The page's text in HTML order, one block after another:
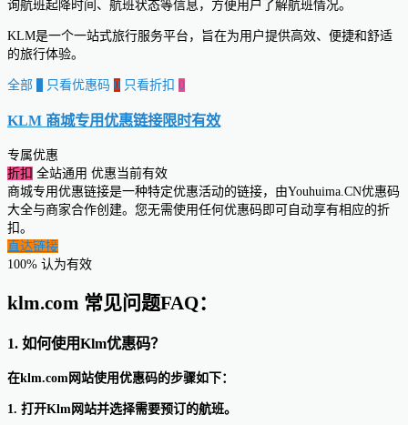
询航班起降时间、航班状态等信息，方便用户了解航班情况。
KLM是一个一站式旅行服务平台，旨在为用户提供高效、便捷和舒适
的旅行体验。
全部 只看优惠码 0 只看折扣 0
KLM 商城专用优惠链接限时有效
专属优惠
折扣
全站通用 优惠当前有效
商城专用优惠链接是一种特定优惠活动的链接，由Youhuima.CN优惠码
大全与商家合作创建。您无需使用任何优惠码即可自动享有相应的折
扣。
直达链接
100% 认为有效
klm.com 常见问题FAQ：
1. 如何使用Klm优惠码？
在klm.com网站使用优惠码的步骤如下：
1. 打开Klm网站并选择需要预订的航班。